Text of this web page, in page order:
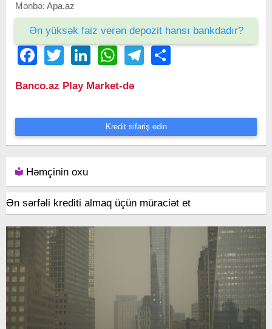
Mənbə: Apa.az
Ən yüksək faiz verən depozit hansı bankdadır?
FacebookTwitter LinkedIn WhatsAppTelegram
Banco.az Play Market-də
Kredit sifariş edin
Həmçinin oxu
Ən sərfəli krediti almaq üçün müraciət et